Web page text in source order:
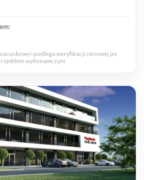
i podlega weryfikacji cenowej po
wykonawczym